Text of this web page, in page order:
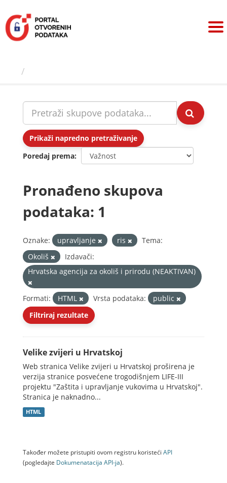
sadržaj
Prikaži napredno pretraživanje
Poredaj prema
Pronađeno skupova
podataka: 1
Oznake: upravljanje ris
Tema:
Okoliš
Izdavači:
Hrvatska agencija za okoliš i prirodu (NEAKTIVAN)
Formati: HTML Vrsta podataka:
public
Filtriraj rezultate
Velike zvijeri u Hrvatskoj
Web stranica Velike zvijeri u Hrvatskoj proširena je
verzija stranice posvećene trogodišnjem LIFE-III
projektu "Zaštita i upravljanje vukovima u Hrvatskoj".
Stranica je naknadno...
HTML
Također možete pristupiti ovom registru koristeći API
(pogledajte Dokumenаtаcijа API-jа).